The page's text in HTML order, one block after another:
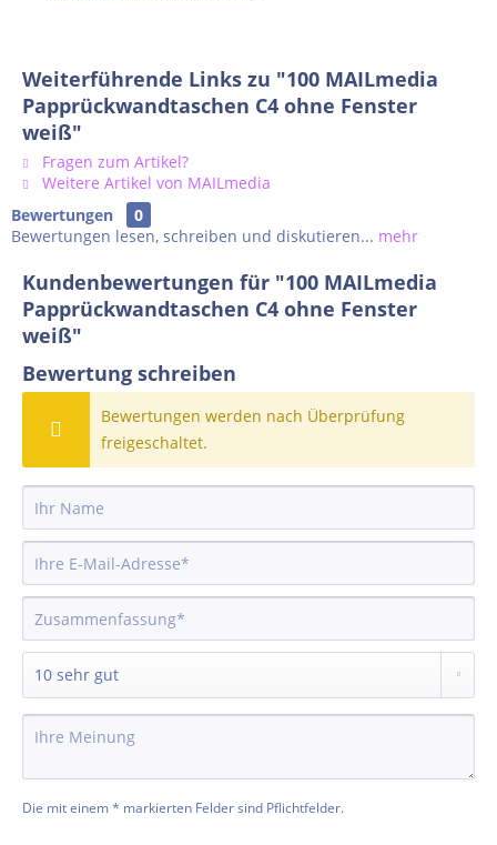
Weiterführende Links zu "100 MAILmedia
Papprückwandtaschen C4 ohne Fenster
weiß"
Fragen zum Artikel?
Weitere Artikel von MAILmedia
Bewertungen
0
Bewertungen lesen, schreiben und diskutieren... mehr
Kundenbewertungen für "100 MAILmedia
Papprückwandtaschen C4 ohne Fenster
weiß"
Bewertung schreiben
Bewertungen werden nach Überprüfung
freigeschaltet.
Die mit einem * markierten Felder sind Pflichtfelder.